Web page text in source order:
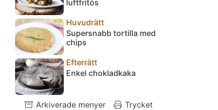
luftfritös
Huvudrätt
Supersnabb tortilla med
chips
Efterrätt
Enkel chokladkaka
Arkiverade menyer Trycket